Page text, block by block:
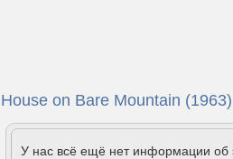
House on Bare Mountain (1963)
У нас всё ещё нет информации